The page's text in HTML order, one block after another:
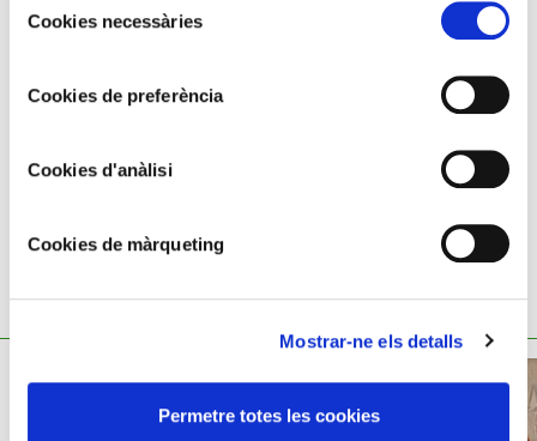
deCookies necessàries
Cookies de preferència
Cookies d'anàlisi
Cookies de màrqueting
Mostrar-ne els detalls
Permetre totes les cookies
Oli sobre tela
Josep Amat Pagès,1901 - 1991